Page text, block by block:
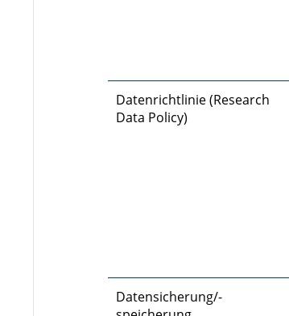
Datenrichtlinie (Research
Data Policy)
Datensicherung/-